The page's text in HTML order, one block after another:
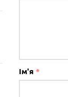
Ім'я *